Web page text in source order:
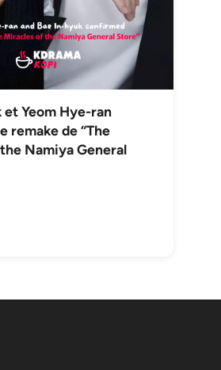
et Yeom Hye-ran
remake de “The
Namiya General